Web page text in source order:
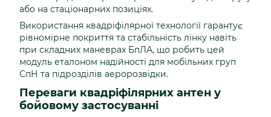
або на стаціонарних позиціях.
Використання квадріфілярної технології гарантує
рівномірне покриття та стабільність лінку навіть
при складних маневрах БпЛА, що робить цей
модуль еталоном надійності для мобільних груп
СпН та підрозділів аеророзвідки.
Переваги квадріфілярних антен у
бойовому застосуванні